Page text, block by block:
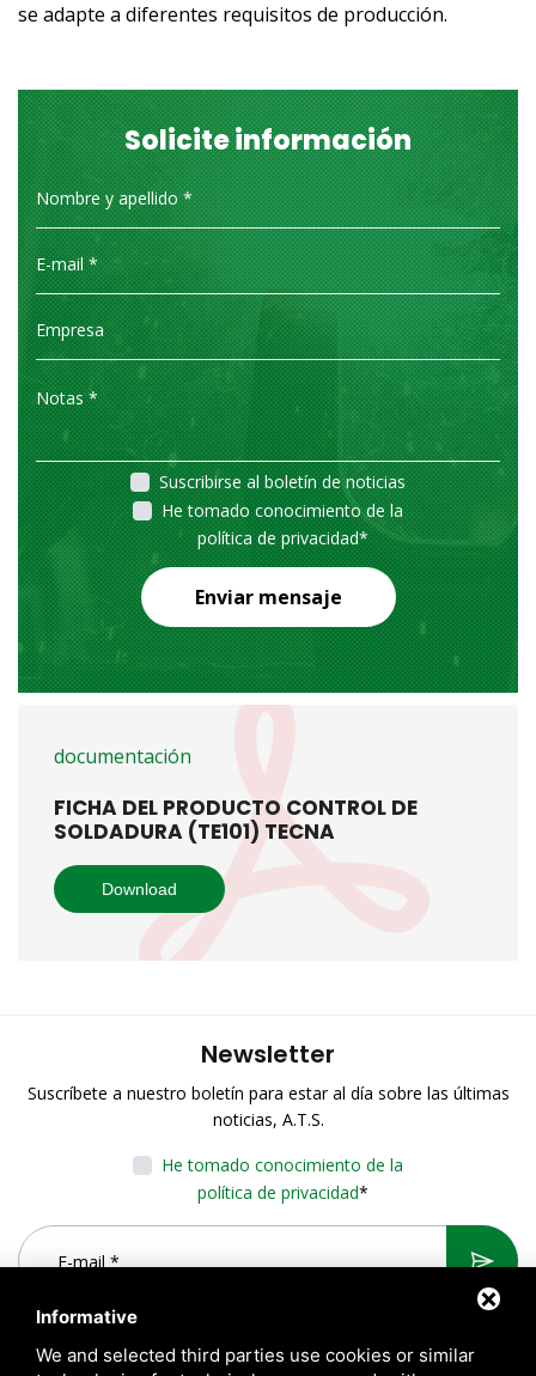
se adapte a diferentes requisitos de producción.
Solicite información
Suscribirse al boletín de noticias
He tomado conocimiento de la
política de privacidad*
Enviar mensaje
documentación
FICHA DEL PRODUCTO CONTROL DE
SOLDADURA (TE101) TECNA
Download
Newsletter
Suscríbete a nuestro boletín para estar al día sobre las últimas
noticias, A.T.S.
He tomado conocimiento de la
política de privacidad*
Informative
We and selected third parties use cookies or similar